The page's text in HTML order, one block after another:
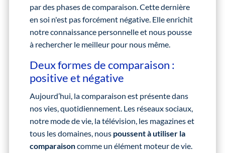
par des phases de comparaison. Cette dernière
en soi n'est pas forcément négative. Elle enrichit
notre connaissance personnelle et nous pousse
à rechercher le meilleur pour nous même.
Deux formes de comparaison :
positive et négative
Aujourd’hui, la comparaison est présente dans
nos vies, quotidiennement. Les réseaux sociaux,
notre mode de vie, la télévision, les magazines et
tous les domaines, nous poussent à utiliser la
comparaisoncomme un élément moteur de vie.